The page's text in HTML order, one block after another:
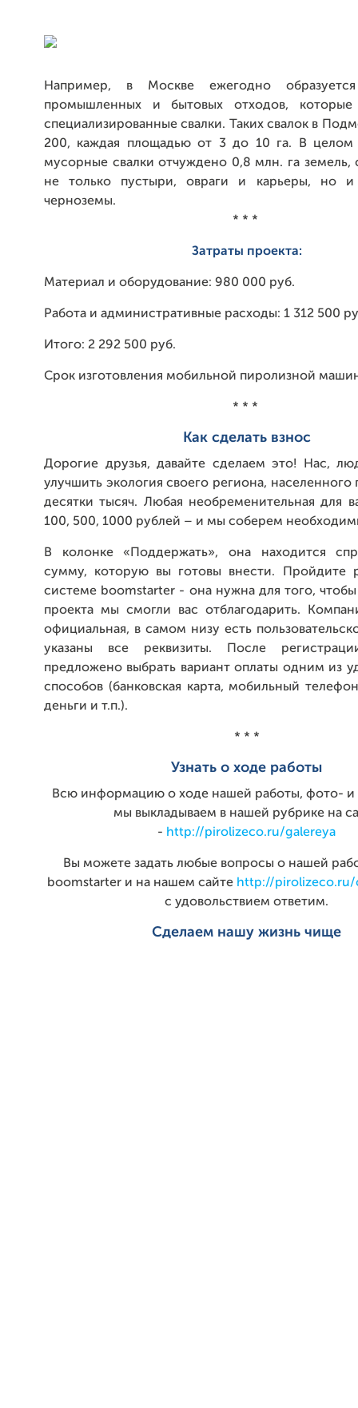
Например, в Москве ежегодно
промышленных и бытовых отходов, которые
специализированные свалки. Таких свалок в
200, каждая площадью от 3 до 10 га. В
мусорные свалки отчуждено 0,8 млн. га земель,
не только пустыри, овраги и карьеры, но и
черноземы.
* * *
Затраты проекта:
Материал и оборудование: 980 000 руб.
Работа и административные расходы: 1 312 500
Итого: 2 292 500 руб.
Срок изготовления мобильной пиролизной
* * *
Как сделать взнос
Дорогие друзья, давайте сделаем это! Нас,
улучшить экология своего региона, населенного
десятки тысяч. Любая необременительная для
100, 500, 1000 рублей – и мы соберем
В колонке «Поддержать», она находится
сумму, которую вы готовы внести. Пройдите
системе boomstarter - она нужна для того,
проекта мы смогли вас отблагодарить.
официальная, в самом низу есть
указаны все реквизиты. После
предложено выбрать вариант оплаты одним из
способов (банковская карта, мобильный
деньги и т.п.).
* * *
Узнать о ходе работы
Всю информацию о ходе нашей работы, фото- и
мы выкладываем в нашей рубрике на
- http://pirolizeco.ru/galereya
Вы можете задать любые вопросы о нашей
boomstarter и на нашем сайте http://
с удовольствием ответим.
Сделаем нашу жизнь чище